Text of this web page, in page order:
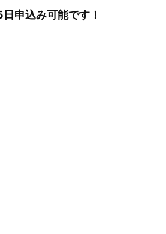
申込み可能です！